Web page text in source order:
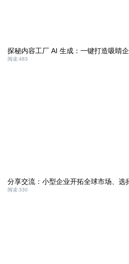
探秘内容工厂 AI 生成：一键打造吸睛
阅读:483
分享交流：小型企业开拓全球市场、选
阅读:330